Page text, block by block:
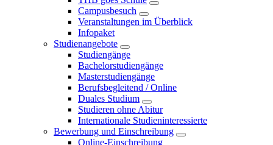
Campusbesuch
Veranstaltungen im Überblick
Infopaket
Studienangebote
Studiengänge
Bachelorstudiengänge
Masterstudiengänge
Berufsbegleitend / Online
Duales Studium
Studieren ohne Abitur
Internationale Studieninteressierte
Bewerbung und Einschreibung
Online-Einschreibung